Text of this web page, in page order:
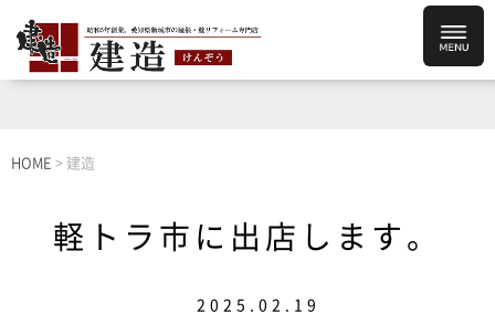
HOME > 建造
軽トラ市に出店します。
2025.02.19